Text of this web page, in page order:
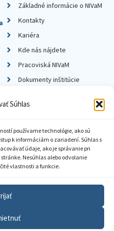
Súhlas
používame technológie, ako sú
k informáciám o zariadení. Súhlas s
údaje, ako je správanie pri
Nesúhlas alebo odvolanie
vlastnosti a funkcie.
Základné informácie o NIVaM
Kontakty
Kariéra
Kde nás nájdete
Pracoviská NIVaM
Dokumenty inštitúcie
súkromia
informácií
cookies